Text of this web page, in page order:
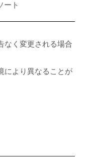
ート
なく変更される場合
により異なることが